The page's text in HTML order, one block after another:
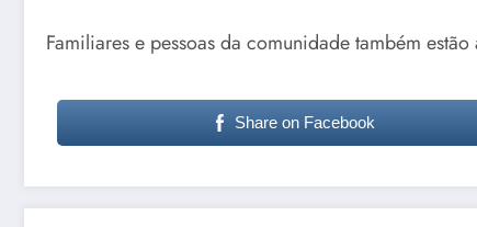
Familiares e pessoas da comunidade também
Share on Facebook